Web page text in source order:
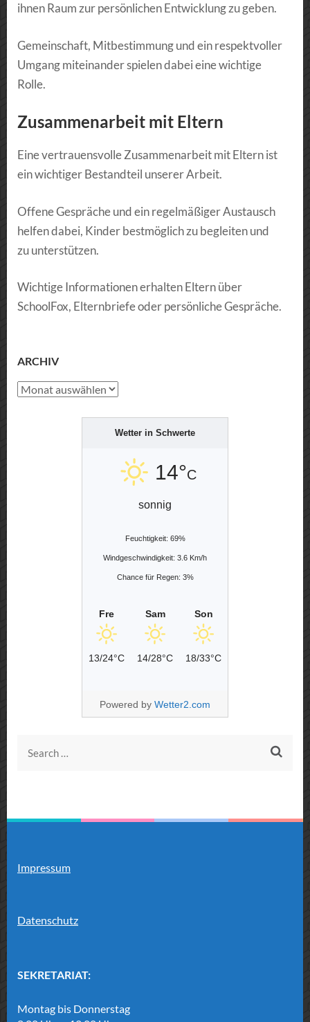
ihnen Raum zur persönlichen Entwicklung zu geben.
Gemeinschaft, Mitbestimmung und ein respektvoller
Umgang miteinander spielen dabei eine wichtige
Rolle.
Zusammenarbeit mit Eltern
Eine vertrauensvolle Zusammenarbeit mit Eltern ist
ein wichtiger Bestandteil unserer Arbeit.
Offene Gespräche und ein regelmäßiger Austausch
helfen dabei, Kinder bestmöglich zu begleiten und
zu unterstützen.
Wichtige Informationen erhalten Eltern über
SchoolFox, Elternbriefe oder persönliche Gespräche.
ARCHIV
Archiv
Wetter in Schwerte
14°C
sonnig
Feuchtigkeit: 69%
Windgeschwindigkeit: 3.6 Km/h
Chance für Regen: 3%
Fre
13/24°C
Sam
14/28°C
Son
18/33°C
Powered by Wetter2.com
Search
Impressum
Datenschutz
SEKRETARIAT:
Montag bis Donnerstag